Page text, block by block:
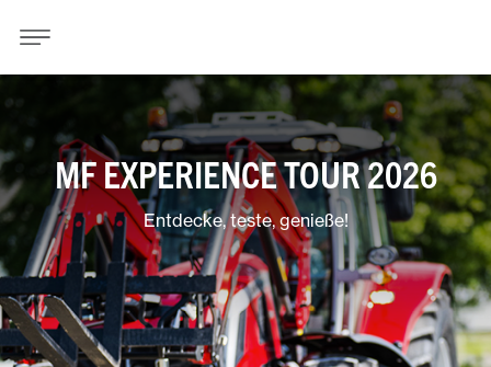
MF EXPERIENCE TOUR 2026
Entdecke, teste, genieße!